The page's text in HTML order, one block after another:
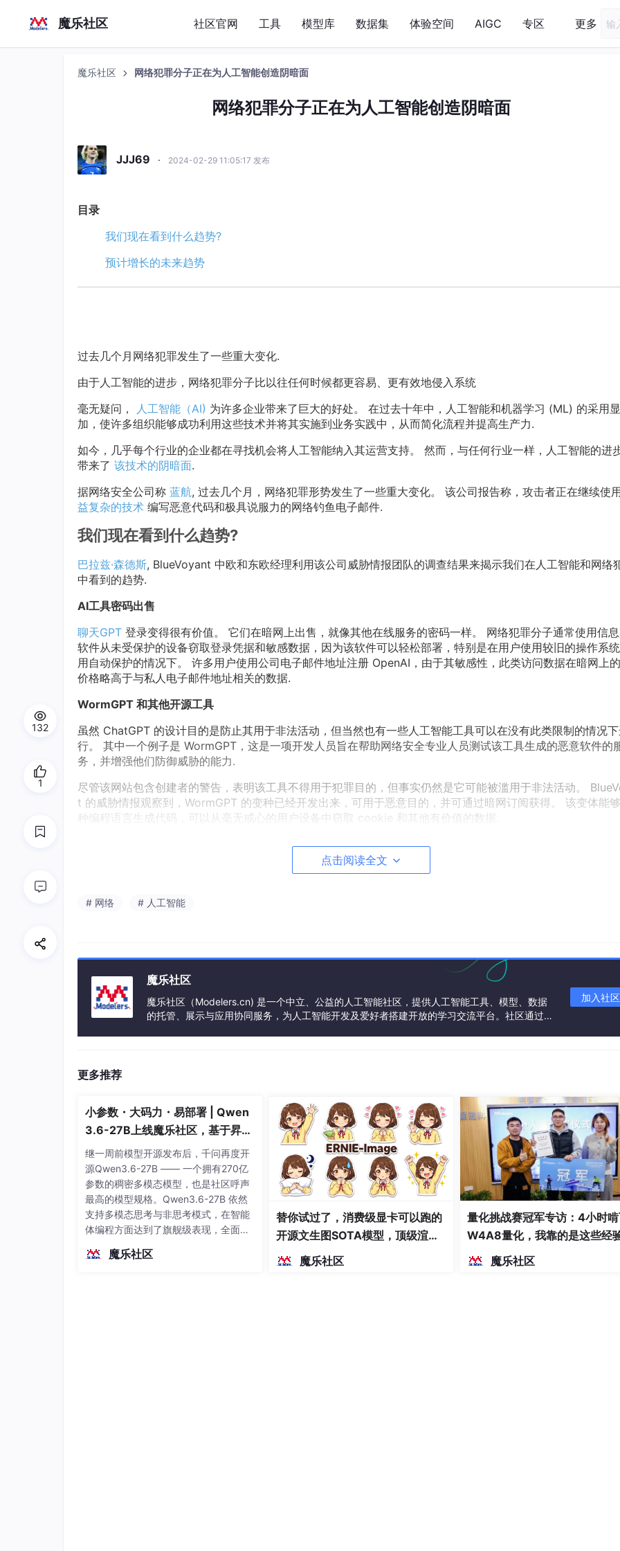
魔乐社区 社区官网 工具 模型库 数据集 体验空间 AIGC 专区 更多
魔乐社区 网络犯罪分子正在为人工智能创造阴暗面
网络犯罪分子正在为人工智能创造阴暗面
JJJ69 · 2024-02-29 11:05:17 发布
目录
我们现在看到什么趋势?
预计增长的未来趋势
过去几个月网络犯罪发生了一些重大变化.
由于人工智能的进步，网络犯罪分子比以往任何时候都更容易、更有效地侵入系统
毫无疑问， 人工智能（AI) 为许多企业带来了巨大的好处。 在过去十年中，人工智能和机器学习 (ML) 的采用
加，使许多组织能够成功利用这些技术并将其实施到业务实践中，从而简化流程并提高生产力.
如今，几乎每个行业的企业都在寻找机会将人工智能纳入其运营支持。 然而，与任何行业一样，人工智能的进
带来了 该技术的阴暗面.
据网络安全公司称 蓝航, 过去几个月，网络犯罪形势发生了一些重大变化。 该公司报告称，攻击者正在继续使
益复杂的技术 编写恶意代码和极具说服力的网络钓鱼电子邮件.
我们现在看到什么趋势?
巴拉兹·森德斯, BlueVoyant 中欧和东欧经理利用该公司威胁情报团队的调查结果来揭示我们在人工智能和网络
中看到的趋势.
AI工具密码出售
聊天GPT 登录变得很有价值。 它们在暗网上出售，就像其他在线服务的密码一样。 网络犯罪分子通常使用信
软件从未受保护的设备窃取登录凭据和敏感数据，因为该软件可以轻松部署，特别是在用户使用较旧的操作系
用自动保护的情况下。 许多用户使用公司电子邮件地址注册 OpenAI，由于其敏感性，此类访问数据在暗网上
价格略高于与私人电子邮件地址相关的数据.
WormGPT 和其他开源工具
虽然 ChatGPT 的设计目的是防止其用于非法活动，但当然也有一些人工智能工具可以在没有此类限制的情况
行。 其中一个例子是 WormGPT，这是一项开发人员旨在帮助网络安全专业人员测试该工具生成的恶意软件的
务，并增强他们防御威胁的能力.
尽管该网站包含创建者的警告，表明该工具不得用于犯罪目的，但事实仍然是它可能被滥用于非法活动。
t 的威胁情报观察到，WormGPT 的变种已经开发出来，可用于恶意目的，并可通过暗网订阅获得。 该变体能
种编程语言生成代码，可以从毫无戒心的用户设备中窃取 cookie 和其他有价值的数据.
除此之外，WormGPT 还可以用作支持网络钓鱼活动的工具。 攻击者可以使用复杂的语言和措辞编写极具说服力
消息，从而使欺诈性电子邮件的识别变得更加困难。 此外，它还可用于识别合法服务，然后将其用于非法目的，
预计增长的未来趋势
此外，人工智能有望帮助网络犯罪分子伪造文件，这意味着文件验证变得越来越重要。 先进的人工智能工具有助
伪造文件，使其更容易通过在线过滤器，从而使欺诈性银行账户创建和洗钱等非法活动成为可能.
展望未来，一个常见的担忧是人工智能在各个行业的采用导致工作岗位被淘汰。 然而，在网络犯罪领域，
随着世界各地的组织不断将人工智能工具集成并采用到日常业务实践中，人工智能的“黑暗面”也正在经历活动激
员的需求，从长远来看，这最终将有利于商业环境.
点击阅读全文
# 网络 # 人工智能
魔乐社区
魔乐社区（Modelers.cn) 是一个中立、公益的人工智能社区，提供人工智能工具、模型、数据
的托管、展示与应用协同服务，为人工智能开发及爱好者搭建开放的学习交流平台。社区通过理
加入社区
更多推荐
小参数・大码力・易部署 | Qwen
3.6-27B上线魔乐社区，基于昇腾
的部署教程来了
继一周前模型开源发布后，千问再度开
源Qwen3.6-27B —— 一个拥有270亿
参数的稠密多模态模型，也是社区呼声
最高的模型规格。Qwen3.6-27B 依然
支持多模态思考与非思考模式，在智能
体编程方面达到了旗舰级表现，全面超
（总参数397B / 激活参数17B的MoE模
魔乐社区
替你试过了，消费级显卡可以跑的
开源文生图SOTA模型，顶级渲
染、高密度文本绘图
魔乐社区
量化挑战赛冠军专访：4小时
W4A8量化，我靠的是这些经
魔乐社区
132
1